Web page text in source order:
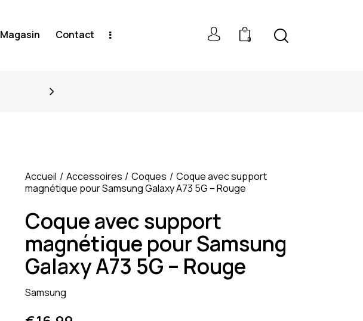
Magasin Contact 0
Accueil Accessoires Coques
Coque avec support
magnétique pour Samsung Galaxy A73 5G – Rouge
Coque avec support
magnétique pour Samsung
Galaxy A73 5G – Rouge
Samsung